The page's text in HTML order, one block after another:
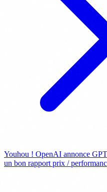
Youhou ! OpenAI annonce
un bon rapport prix /